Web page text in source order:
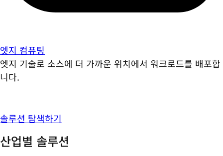
엣지 컴퓨팅
엣지 기술로 소스에 더 가까운 위치에서 워크로드를 배포합
니다.
솔루션 탐색하기
산업별 솔루션